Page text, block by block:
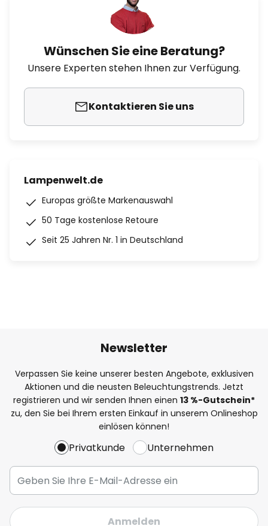
Wünschen Sie eine Beratung?
Unsere Experten stehen Ihnen zur Verfügung.
Kontaktieren Sie uns
Lampenwelt.de
Europas größte Markenauswahl
50 Tage kostenlose Retoure
Seit 25 Jahren Nr. 1 in Deutschland
Newsletter
Verpassen Sie keine unserer besten Angebote, exklusiven
Aktionen und die neusten Beleuchtungstrends. Jetzt
registrieren und wir senden Ihnen einen 13 %-Gutschein*
zu, den Sie bei Ihrem ersten Einkauf in unserem Onlineshop
einlösen können!
Privatkunde Unternehmen
Anmelden